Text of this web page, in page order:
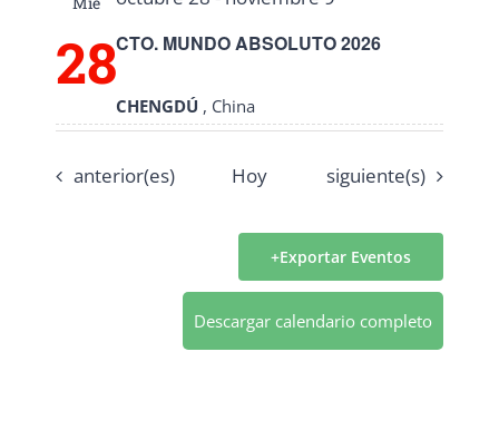
28CTO. MUNDO ABSOLUTO 2026
CHENGDÚ , China
Eventos
anterior(es) Hoy Eventos
siguiente(s)
Exportar Eventos
Descargar calendario completo